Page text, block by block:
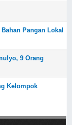
Pangan Lokal
9 Orang
Kelompok